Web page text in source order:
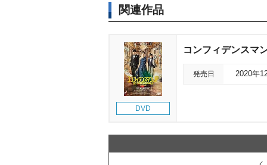
関連作品
DVD
コンフィデンスマ
発売日 2020年